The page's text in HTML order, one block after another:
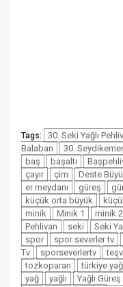
Tags:
30. Seki Yağlı
Balaban
30.
baş
başaltı
çayır
çim Deste
er meydanı
güreş
küçük orta büyük
minik
Minik 1 minik 2
Pehlivan
seki Seki
spor
spor severler tv
Tv
sporseverlertv
tozkoparan
türkiye
yağ
yağlı Yağlı Güreş